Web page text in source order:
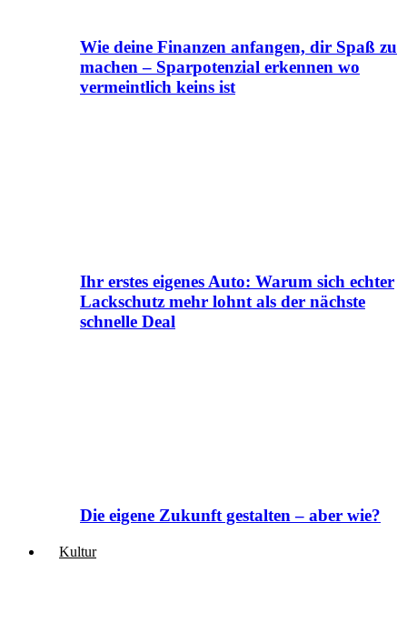
Wie deine Finanzen anfangen, dir Spaß zu
machen – Sparpotenzial erkennen wo
vermeintlich keins ist
Ihr erstes eigenes Auto: Warum sich echter
Lackschutz mehr lohnt als der nächste
schnelle Deal
Die eigene Zukunft gestalten – aber wie?
Kultur